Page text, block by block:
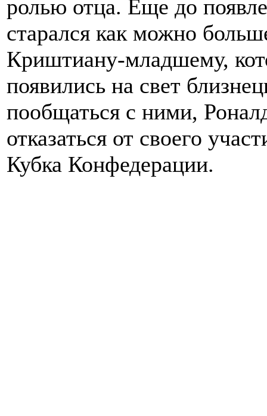
ролью отца. Еще до
старался как можно
Криштиану-младшему,
появились на свет
пообщаться с ними,
отказаться от своего
Кубка Конфедерации.